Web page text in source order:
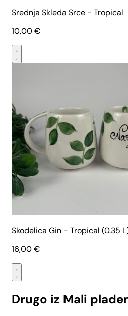
Srednja Skleda Srce - Tropical
10,00€
Skodelica Gin - Tropical (0.35
16,00€
Drugo iz Mali